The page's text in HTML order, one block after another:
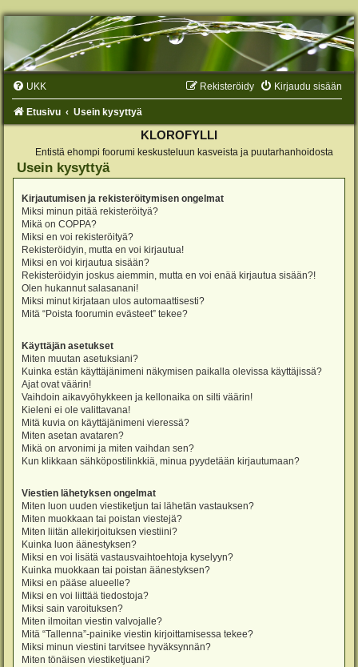
UKK Kirjaudu sisään
Rekisteröidy
Etusivu Usein kysyttyä
KLOROFYLLI
Entistä ehompi foorumi keskusteluun kasveista ja puutarhanhoidosta
Usein kysyttyä
Kirjautumisen ja rekisteröitymisen ongelmat
Miksi minun pitää rekisteröityä?
Mikä on COPPA?
Miksi en voi rekisteröityä?
Rekisteröidyin, mutta en voi kirjautua!
Miksi en voi kirjautua sisään?
Rekisteröidyin joskus aiemmin, mutta en voi enää kirjautua sisään?!
Olen hukannut salasanani!
Miksi minut kirjataan ulos automaattisesti?
Mitä “Poista foorumin evästeet” tekee?
Käyttäjän asetukset
Miten muutan asetuksiani?
Kuinka estän käyttäjänimeni näkymisen paikalla olevissa käyttäjissä?
Ajat ovat väärin!
Vaihdoin aikavyöhykkeen ja kellonaika on silti väärin!
Kieleni ei ole valittavana!
Mitä kuvia on käyttäjänimeni vieressä?
Miten asetan avataren?
Mikä on arvonimi ja miten vaihdan sen?
Kun klikkaan sähköpostilinkkiä, minua pyydetään kirjautumaan?
Viestien lähetyksen ongelmat
Miten luon uuden viestiketjun tai lähetän vastauksen?
Miten muokkaan tai poistan viestejä?
Miten liitän allekirjoituksen viestiini?
Kuinka luon äänestyksen?
Miksi en voi lisätä vastausvaihtoehtoja kyselyyn?
Kuinka muokkaan tai poistan äänestyksen?
Miksi en pääse alueelle?
Miksi en voi liittää tiedostoja?
Miksi sain varoituksen?
Miten ilmoitan viestin valvojalle?
Mitä “Tallenna”-painike viestin kirjoittamisessa tekee?
Miksi minun viestini tarvitsee hyväksynnän?
Miten tönäisen viestiketjuani?